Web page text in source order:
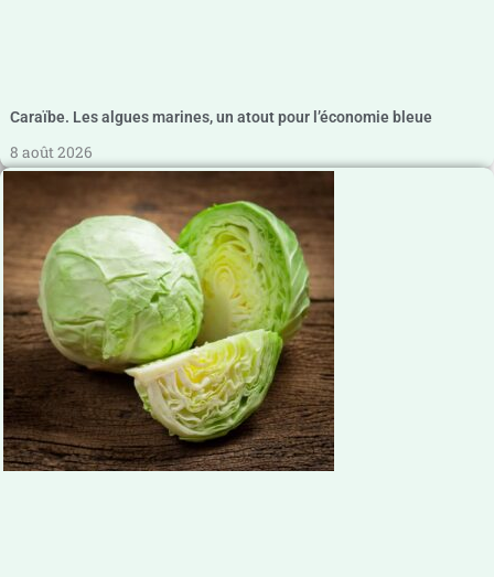
Caraïbe. Les algues marines, un atout pour l’économie bleue
8 août 2026